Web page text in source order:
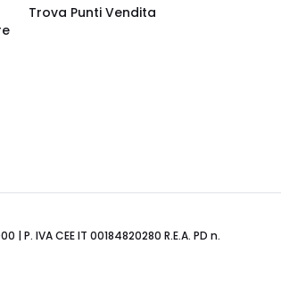
Trova Punti Vendita
IVA CEE IT 00184820280 R.E.A. PD n.